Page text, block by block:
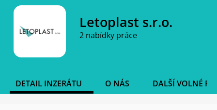
Letoplast s.r.o.
2 nabídky práce
DETAIL INZERÁTU O NÁS DALŠÍ VOLNÉ